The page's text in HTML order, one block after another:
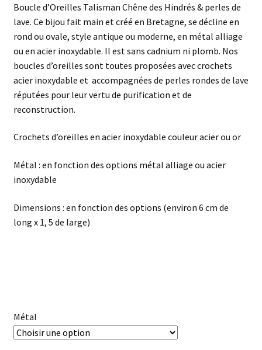
prix :
18,00€
à
19,00€
Boucle d’Oreilles Talisman Chêne des Hindrés & perles de
lave. Ce bijou fait main et créé en Bretagne, se décline en
rond ou ovale, style antique ou moderne, en métal alliage
ou en acier inoxydable. Il est sans cadnium ni plomb. Nos
boucles d’oreilles sont toutes proposées avec crochets
acier inoxydable et accompagnées de perles rondes de lave
réputées pour leur vertu de purification et de
reconstruction.
Crochets d’oreilles en acier inoxydable couleur acier ou or
Métal : en fonction des options métal alliage ou acier
inoxydable
Dimensions : en fonction des options (environ 6 cm de
long x 1, 5 de large)
Métal